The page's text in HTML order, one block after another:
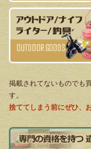
掲載されてないものでも
す。
捨ててしまう前にぜひ、